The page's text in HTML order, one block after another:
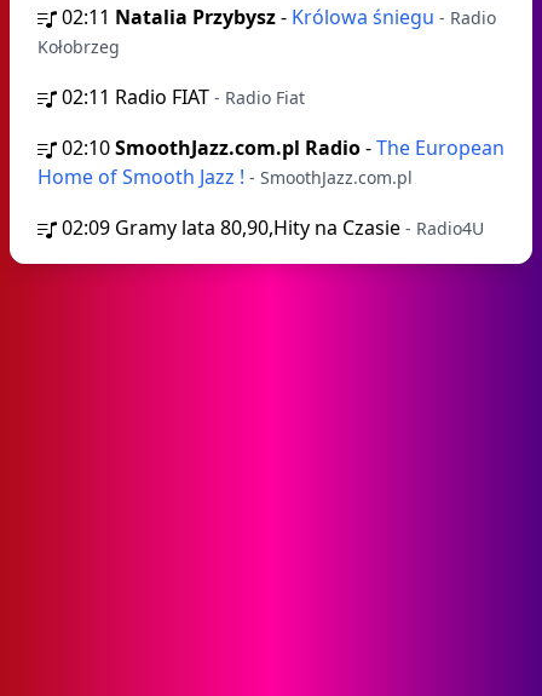
02:11 Natalia Przybysz- Królowa śniegu - Radio
Kołobrzeg
02:11 Radio FIAT - Radio Fiat
02:10SmoothJazz.com.pl Radio-The European
Home of Smooth Jazz ! - SmoothJazz.com.pl
02:09 Gramy lata 80,90,Hity na Czasie - Radio4U